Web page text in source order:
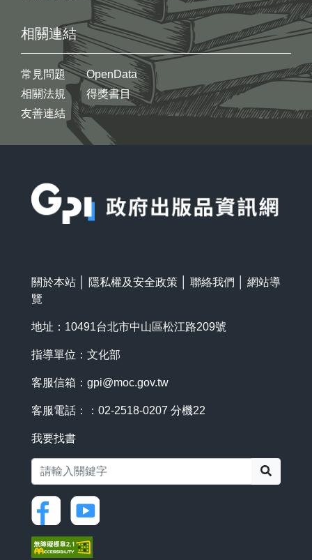
相關連結
常見問題
相關法規
友善連結
OpenData
得獎書目
關於本站 隱私權及安全政策 聯絡我們
網站導
覽
地址：10491台北市中山區松江路209號
指導單位：文化部
客服信箱： gpi@moc.gov.tw
客服電話：：02-2518-0207 分機22
我要找書